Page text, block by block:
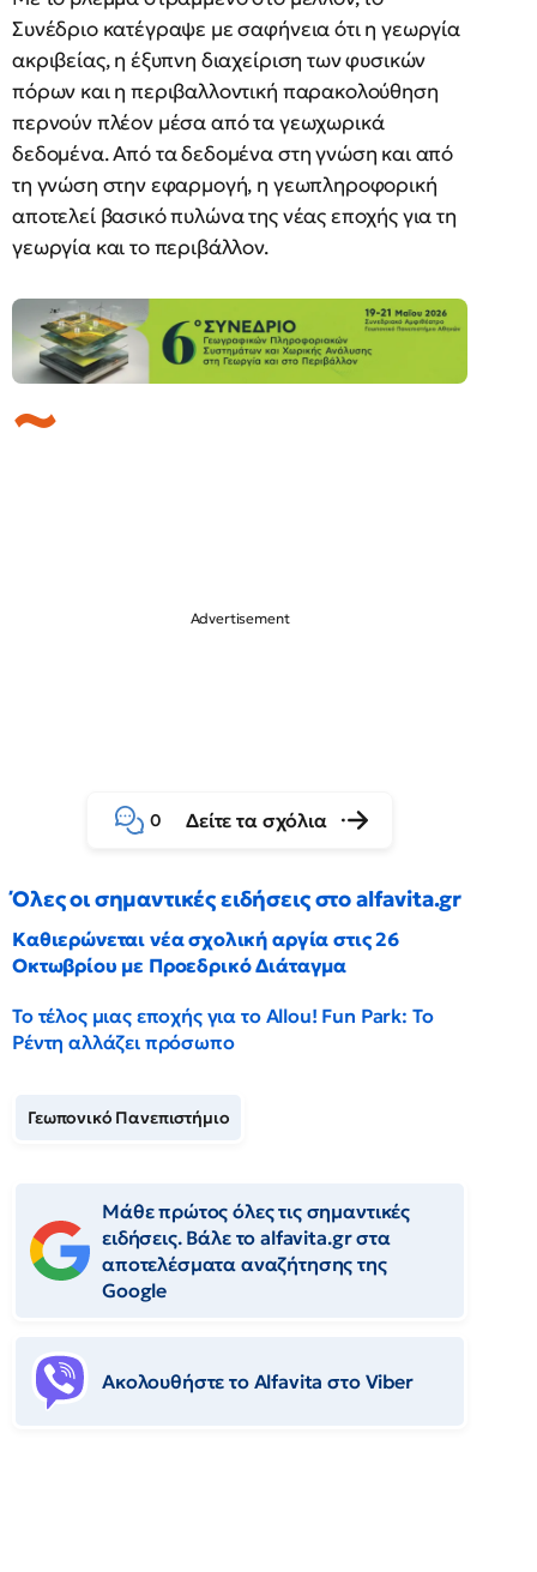
Συνέδριο κατέγραψε με σαφήνεια ότι η γεωργία
ακριβείας, η έξυπνη διαχείριση των φυσικών
πόρων και η περιβαλλοντική παρακολούθηση
περνούν πλέον μέσα από τα γεωχωρικά
δεδομένα. Από τα δεδομένα στη γνώση και από
τη γνώση στην εφαρμογή, η γεωπληροφορική
αποτελεί βασικό πυλώνα της νέας εποχής για τη
γεωργία και το περιβάλλον.
0 Δείτε τα σχόλια
Όλες οι σημαντικές ειδήσεις στο alfavita.gr
Καθιερώνεται νέα σχολική αργία στις 26
Οκτωβρίου με Προεδρικό Διάταγμα
Το τέλος μιας εποχής για το Allou! Fun Park: Το
Ρέντη αλλάζει πρόσωπο
Γεωπονικό Πανεπιστήμιο
Μάθε πρώτος όλες τις σημαντικές
ειδήσεις. Βάλε το alfavita.gr στα
αποτελέσματα αναζήτησης της
Google
Ακολουθήστε το Αlfavita στο Viber